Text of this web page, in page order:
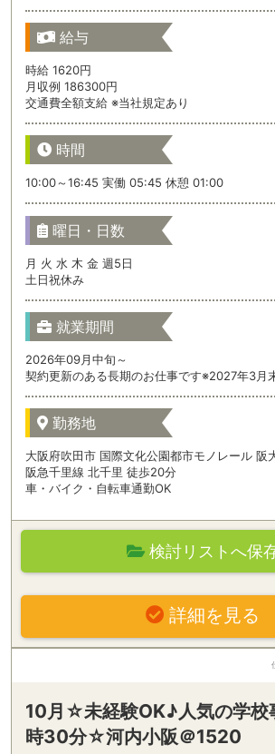
給与
時給 1620円
月収例 186300円
交通費全額支給 ※当社規定あり
時間
10:00～16:45 実働 05:45 休憩 01:00
曜日・日数
月 火 水 木 金 週5日
土日祝休み
就業期間
2026年09月中旬～
契約更新のある長期のお仕事です※2027年3月
勤務地
大阪府吹田市 国際文化公園都市モノレール 阪
阪急千里線 北千里 徒歩20分
車・バイク・自転車通勤OK
検討リストへ保
詳細を見る
10月☆未経験OK♪人気の学校
時30分☆河内小阪＠1520